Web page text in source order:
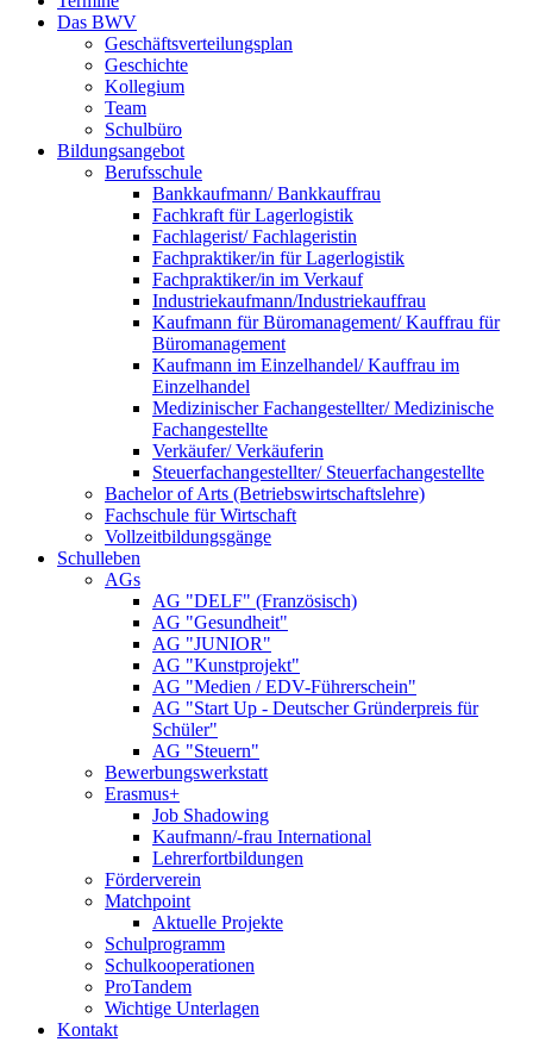
Das BWV
Geschäftsverteilungsplan
Geschichte
Kollegium
Team
Schulbüro
Bildungsangebot
Berufsschule
Bankkaufmann/ Bankkauffrau
Fachkraft für Lagerlogistik
Fachlagerist/ Fachlageristin
Fachpraktiker/in für Lagerlogistik
Fachpraktiker/in im Verkauf
Industriekaufmann/Industriekauffrau
Kaufmann für Büromanagement/ Kauffrau für
Büromanagement
Kaufmann im Einzelhandel/ Kauffrau im
Einzelhandel
Medizinischer Fachangestellter/ Medizinische
Fachangestellte
Verkäufer/ Verkäuferin
Steuerfachangestellter/ Steuerfachangestellte
Bachelor of Arts (Betriebswirtschaftslehre)
Fachschule für Wirtschaft
Vollzeitbildungsgänge
Schulleben
AGs
AG "DELF" (Französisch)
AG "Gesundheit"
AG "JUNIOR"
AG "Kunstprojekt"
AG "Medien / EDV-Führerschein"
AG "Start Up - Deutscher Gründerpreis für
Schüler"
AG "Steuern"
Bewerbungswerkstatt
Erasmus+
Job Shadowing
Kaufmann/-frau International
Lehrerfortbildungen
Förderverein
Matchpoint
Aktuelle Projekte
Schulprogramm
Schulkooperationen
ProTandem
Wichtige Unterlagen
Kontakt